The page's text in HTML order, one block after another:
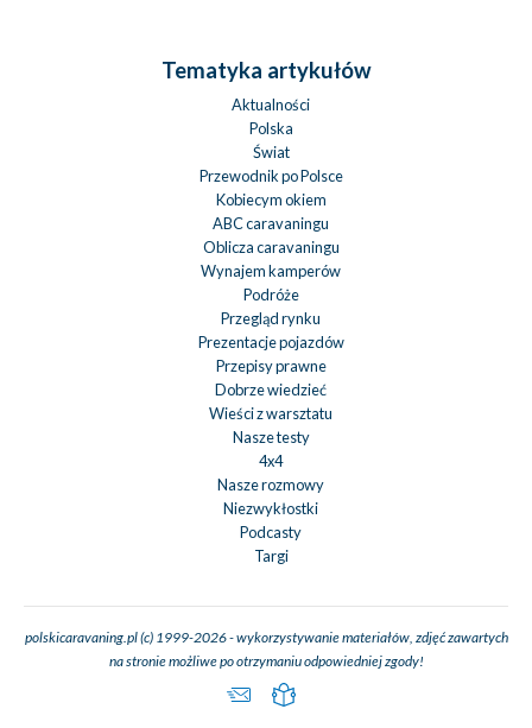
Tematyka artykułów
Aktualności
Polska
Świat
Przewodnik po Polsce
Kobiecym okiem
ABC caravaningu
Oblicza caravaningu
Wynajem kamperów
Podróże
Przegląd rynku
Prezentacje pojazdów
Przepisy prawne
Dobrze wiedzieć
Wieści z warsztatu
Nasze testy
4x4
Nasze rozmowy
Niezwykłostki
Podcasty
Targi
polskicaravaning.pl (c) 1999-2026 - wykorzystywanie materiałów, zdjęć zawartych
na stronie możliwe po otrzymaniu odpowiedniej zgody!